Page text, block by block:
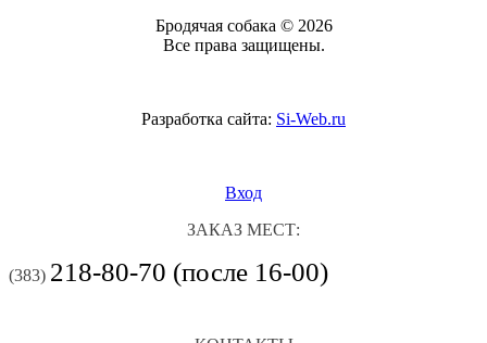
Бродячая собака © 2026
Все права защищены.
Разработка сайта: Si-Web.ru
Вход
ЗАКАЗ МЕСТ:
(383) 218-80-70 (после 16-00)